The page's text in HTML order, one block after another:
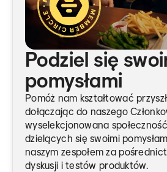
Podziel się
pomysłami
Pomóż nam kształtować
dołączając do naszego
wyselekcjonowana
dzielących się swoimi
naszym zespołem za
dyskusji i testów produktów.